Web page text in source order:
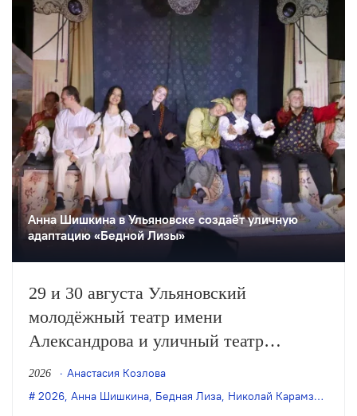
Анна Шишкина в Ульяновске создаëт уличную
адаптацию «Бедной Лизы»
29 и 30 августа Ульяновский
молодёжный театр имени
Александрова и уличный театр
«Странствующие куклы господина
Пэжо» из Санкт-Петербурга покажут
2026
Анастасия Козлова
2026, Анна Шишкина, Бедная Лиза, Николай Карамзин